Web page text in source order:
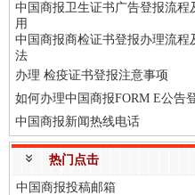
中国商报卫生证书广告登报流程
用
中国商报商检证书登报办理流程
法
办理 检疫证书登报注意事项
如何办理中国商报FORM E公告
中国商报新闻热线电话
热门点击
中国商报投稿邮箱